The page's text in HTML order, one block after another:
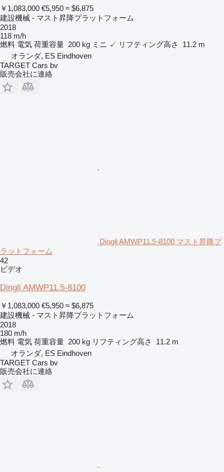
￥1,083,000 €5,950 ≈ $6,875
建設機械 - マスト昇降プラットフォーム
2018
118 m/h
燃料 電気 荷重容量 200 kg ミニ ✓ リフティング高さ
11.2 m
オランダ, ES Eindhoven
TARGET Cars bv
販売会社に連絡
Dingli AMWP11.5-8100 マスト昇降プ
ラットフォーム
42
ビデオ
Dingli AMWP11.5-8100
￥1,083,000 €5,950 ≈ $6,875
建設機械 - マスト昇降プラットフォーム
2018
180 m/h
燃料 電気 荷重容量 200 kg リフティング高さ
11.2 m
オランダ, ES Eindhoven
TARGET Cars bv
販売会社に連絡